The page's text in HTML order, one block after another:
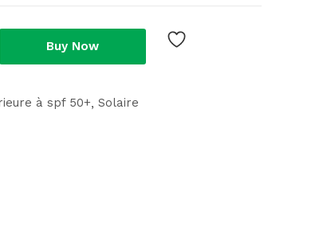
Buy Now
à spf 50+ Solaire